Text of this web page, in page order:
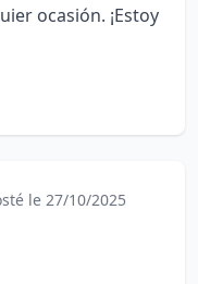
ocasión. ¡Estoy
le 27/10/2025